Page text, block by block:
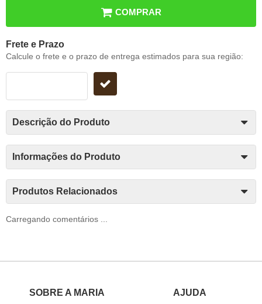
COMPRAR
Frete e Prazo
Calcule o frete e o prazo de entrega estimados para sua região:
Descrição do Produto
Informações do Produto
Produtos Relacionados
Carregando comentários ...
SOBRE A MARIA
AJUDA